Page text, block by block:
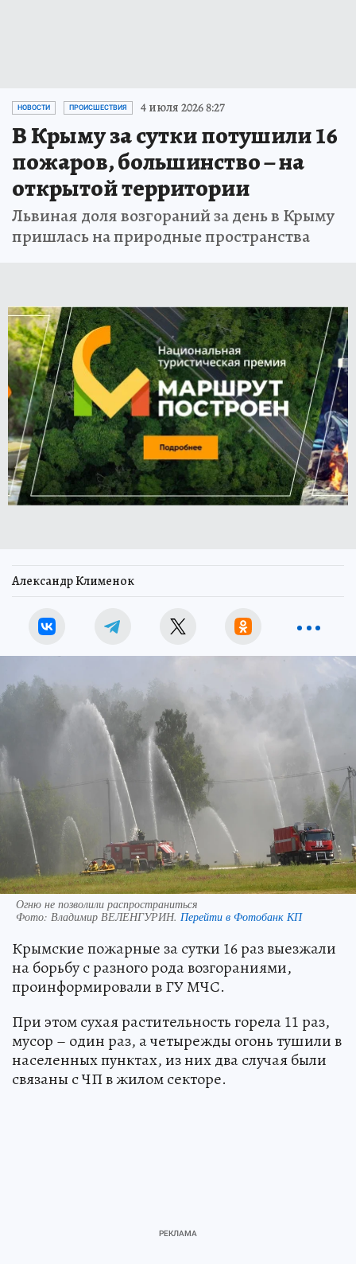
НОВОСТИ ПРОИСШЕСТВИЯ 4 июля 2026 8:27
В Крыму за сутки потушили 16
пожаров, большинство – на
открытой территории
Львиная доля возгораний за день в Крыму
пришлась на природные пространства
Александр Клименок
Огню не позволили распространиться
Фото: Владимир ВЕЛЕНГУРИН. Перейти в Фотобанк КП
Крымские пожарные за сутки 16 раз выезжали
на борьбу с разного рода возгораниями,
проинформировали в ГУ МЧС.
При этом сухая растительность горела 11 раз,
мусор – один раз, а четырежды огонь тушили в
населенных пунктах, из них два случая были
связаны с ЧП в жилом секторе.